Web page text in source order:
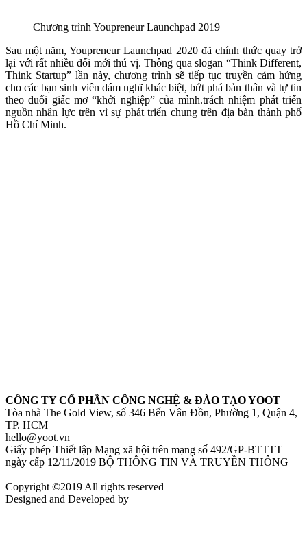
Chương trình Youpreneur Launchpad 2019
Sau một năm, Youpreneur Launchpad 2020 đã chính thức quay trở
lại với rất nhiều đổi mới thú vị. Thông qua slogan “Think Different,
Think Startup” lần này, chương trình sẽ tiếp tục truyền cảm hứng
cho các bạn sinh viên dám nghĩ khác biệt, bứt phá bản thân và tự tin
theo đuổi giấc mơ “khởi nghiệp” của mình.trách nhiệm phát triển
nguồn nhân lực trên vì sự phát triển chung trên địa bàn thành phố
Hồ Chí Minh.
CÔNG TY CỔ PHẦN CÔNG NGHỆ & ĐÀO TẠO YOOT
Tòa nhà The Gold View, số 346 Bến Vân Đồn, Phường 1, Quận 4,
TP. HCM
hello@yoot.vn
Giấy phép Thiết lập Mạng xã hội trên mạng số 492/GP-BTTTT
ngày cấp 12/11/2019 BỘ THÔNG TIN VÀ TRUYỀN THÔNG
Copyright ©2019 All rights reserved
Designed and Developed by